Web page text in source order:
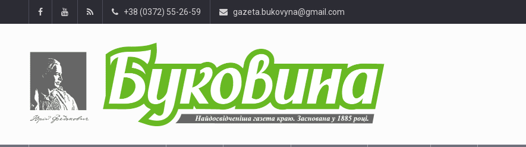
+38 (0372) 55-26-59 gazeta.bukovyna@gmail.com